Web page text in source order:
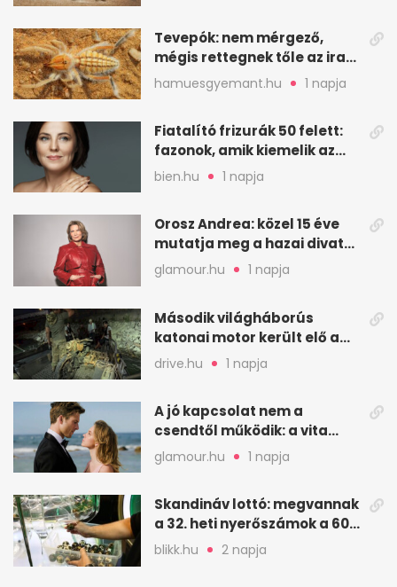
Tevepók: nem mérgező,
mégis rettegnek tőle az iraki
sivatagban
hamuesgyemant.hu 1 napja
Fiatalító frizurák 50 felett:
fazonok, amik kiemelik az
arcodat
bien.hu 1 napja
Orosz Andrea: közel 15 éve
mutatja meg a hazai divat
arcait
glamour.hu 1 napja
Második világháborús
katonai motor került elő a
Dunából a Batthyány térnél
drive.hu 1 napja
A jó kapcsolat nem a
csendtől működik: a vita
néha egészséges jel
glamour.hu 1 napja
Skandináv lottó: megvannak
a 32. heti nyerőszámok a 600
milliós játékhoz
blikk.hu 2 napja